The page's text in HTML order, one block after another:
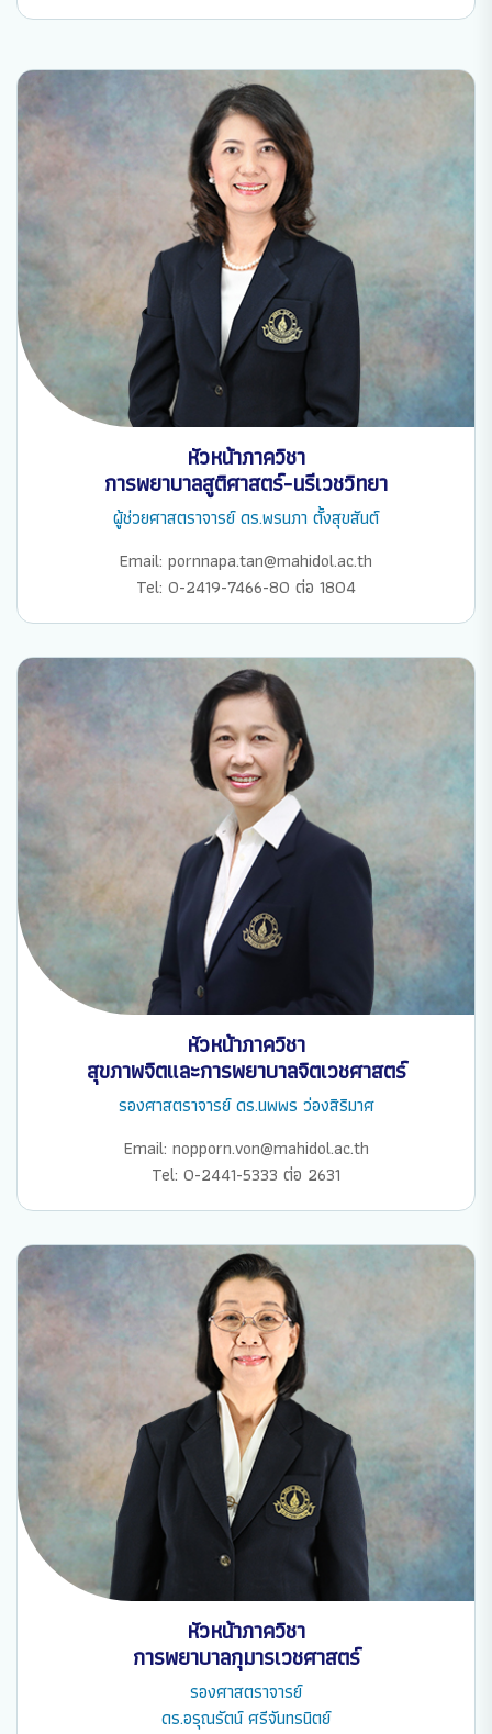
หัวหน้าภาควิชา
การพยาบาลสูติศาสตร์-นรีเวชวิทยา
ผู้ช่วยศาสตราจารย์ ดร.พรนภา ตั้งสุขสันต์
Email: pornnapa.tan@mahidol.ac.th
Tel: 0-2419-7466-80 ต่อ 1804
หัวหน้าภาควิชา
สุขภาพจิตและการพยาบาลจิตเวชศาสตร์
รองศาสตราจารย์ ดร.นพพร ว่องสิริมาศ
Email: nopporn.von@mahidol.ac.th
Tel: 0-2441-5333 ต่อ 2631
หัวหน้าภาควิชา
การพยาบาลกุมารเวชศาสตร์
รองศาสตราจารย์
ดร.อรุณรัตน์ ศรีจันทรนิตย์